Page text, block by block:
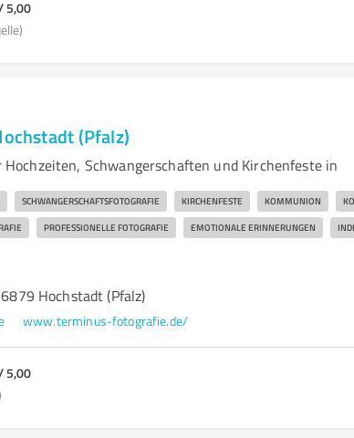
5,00
(Pfalz)
Schwangerschaften und Kirchenfeste in
SCHWANGERSCHAFTSFOTOGRAFIE KIRCHENFESTE KOMMUNION
PROFESSIONELLE FOTOGRAFIE EMOTIONALE ERINNERUNGEN
Hochstadt (Pfalz)
www.terminus-fotografie.de/
5,00